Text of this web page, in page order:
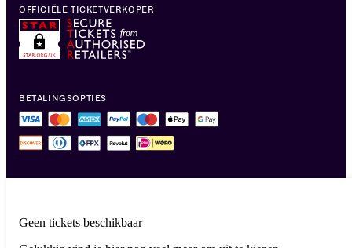
BETALINGSOPTIES
OFFICIËLE TICKETVERKOPER
Geen tickets beschikbaar